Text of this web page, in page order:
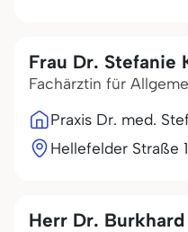
Frau Dr. Stefanie
Fachärztin für
Praxis Dr. med.
Hellefelder Straße
Herr Dr.